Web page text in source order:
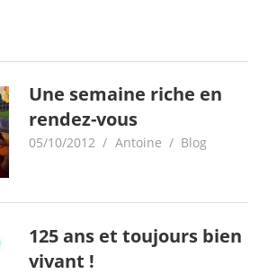
Une semaine riche en
rendez-vous
05/10/2012 Antoine Blog
125 ans et toujours bien
vivant !